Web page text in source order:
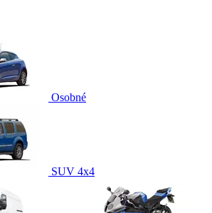
Osobné
SUV 4x4